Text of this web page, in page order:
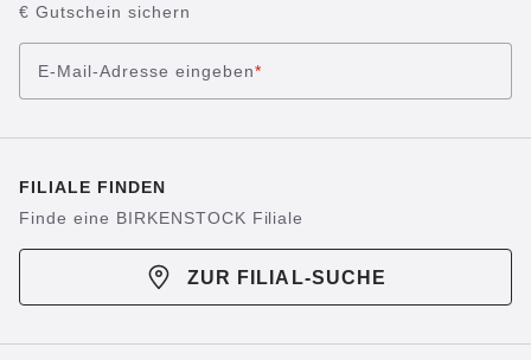
€ Gutschein sichern
E-Mail-Adresse eingeben*
FILIALE FINDEN
Finde eine BIRKENSTOCK Filiale
ZUR FILIAL-SUCHE